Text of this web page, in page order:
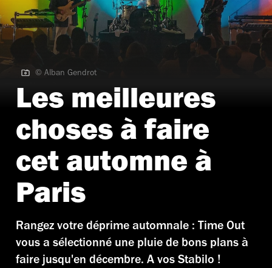
© Alban Gendrot
© Alban Gendrot
Les meilleures
choses à faire
cet automne à
Paris
Rangez votre déprime automnale : Time Out
vous a sélectionné une pluie de bons plans à
faire jusqu'en décembre. A vos Stabilo !